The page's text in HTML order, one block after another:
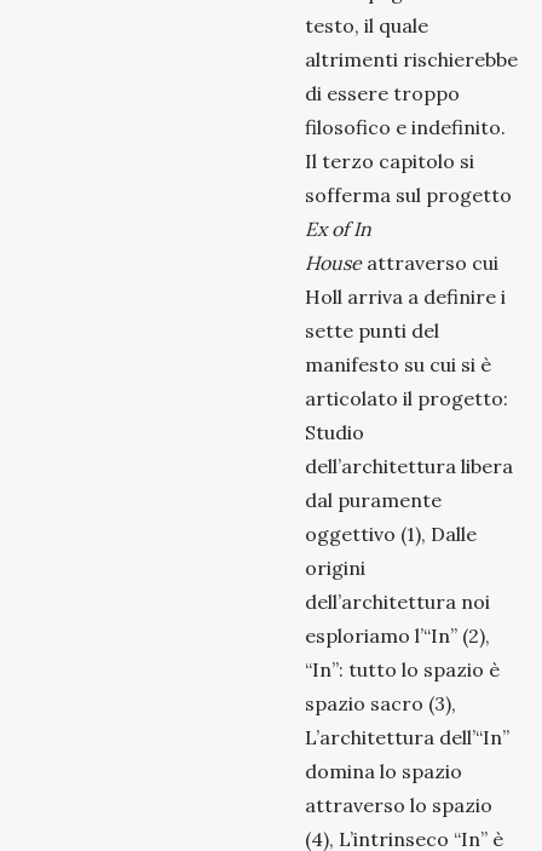
testo, il quale
altrimenti rischierebbe
di essere troppo
filosofico e indefinito.
Il terzo capitolo si
sofferma sul progetto
Ex of In
House attraverso cui
Holl arriva a definire i
sette punti del
manifesto su cui si è
articolato il progetto:
Studio
dell’architettura libera
dal puramente
oggettivo (1), Dalle
origini
dell’architettura noi
esploriamo l’“In” (2),
“In”: tutto lo spazio è
spazio sacro (3),
L’architettura dell’“In”
domina lo spazio
attraverso lo spazio
(4), L’intrinseco “In” è